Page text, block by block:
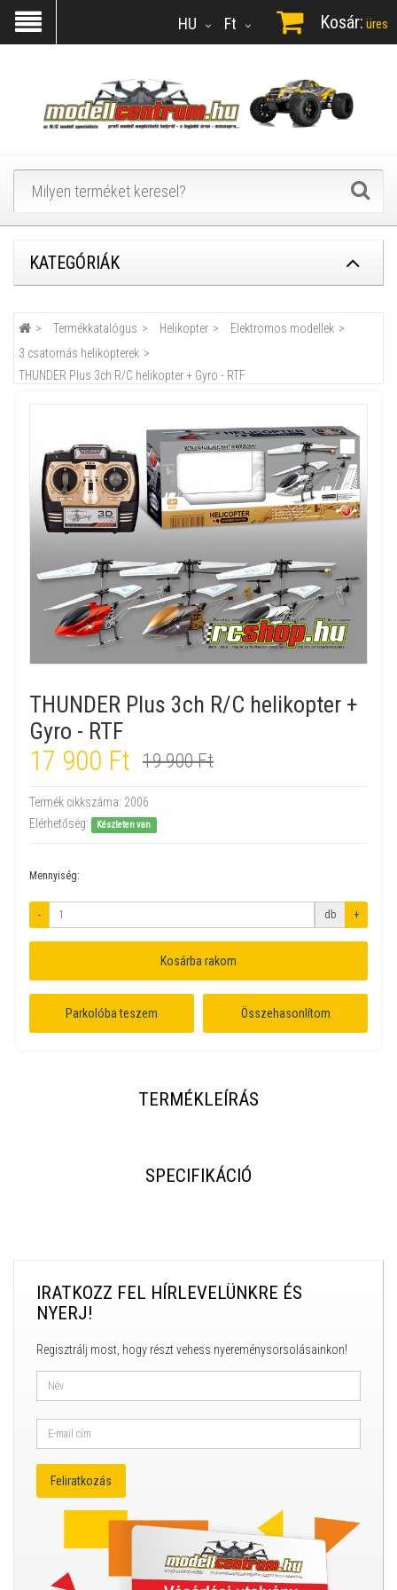
Ft
HU Kosár: üres
KATEGÓRIÁK
Termékkatalógus Helikopter
Elektromos modellek
3 csatornás helikopterek
THUNDER Plus 3ch R/C helikopter + Gyro - RTF
THUNDER Plus 3ch R/C helikopter +
Gyro - RTF
17 900 Ft 19 900 Ft
Termék cikkszáma: 2006
Elérhetőség:
Készleten van
Mennyiség:
- db +
Kosárba rakom
Parkolóba teszem Összehasonlítom
TERMÉKLEÍRÁS
SPECIFIKÁCIÓ
IRATKOZZ FEL HÍRLEVELÜNKRE ÉS
NYERJ!
Regisztrálj most, hogy részt vehess nyereménysorsolásainkon!